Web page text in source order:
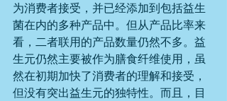
为消费者接受，并已经添加到包括益生
菌在内的多种产品中。但从产品比率来
看，二者联用的产品数量仍然不多。益
生元仍然主要被作为膳食纤维使用，虽
然在初期加快了消费者的理解和接受，
但没有突出益生元的独特性。而且，目